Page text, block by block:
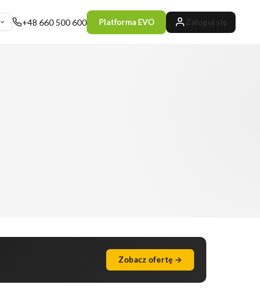
+48 660 500 600 Platforma EVO Zaloguj się
Zobacz ofertę →